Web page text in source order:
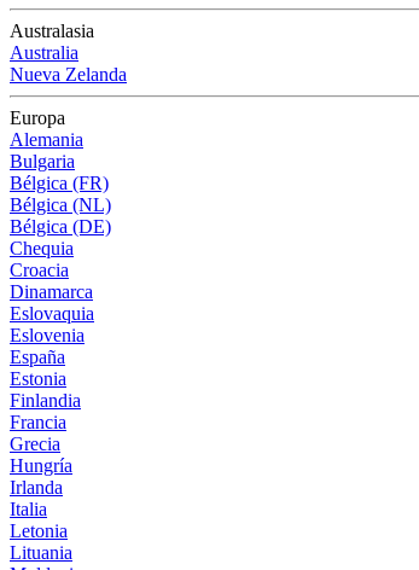
Australasia
Australia
Nueva Zelanda
Europa
Alemania
Bulgaria
Bélgica (FR)
Bélgica (NL)
Bélgica (DE)
Chequia
Croacia
Dinamarca
Eslovaquia
Eslovenia
España
Estonia
Finlandia
Francia
Grecia
Hungría
Irlanda
Italia
Letonia
Lituania